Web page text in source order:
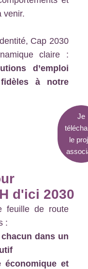
venir.
Cap 2030
claire :
d’emploi
à notre
Je
le
d'ici 2030
feuille de route
:
dans un
économique et